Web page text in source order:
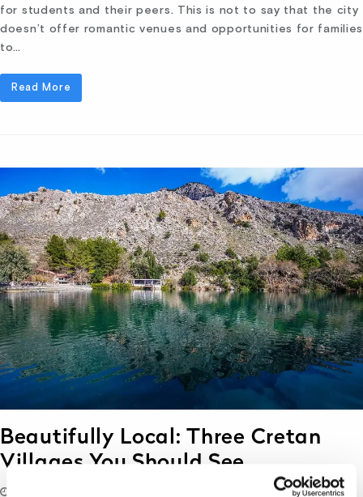
for students and their peers. This is not to say that the city
doesn’t offer romantic venues and opportunities for families
to…
Read More
Beautifully Local: Three Cretan
Villages You Should See